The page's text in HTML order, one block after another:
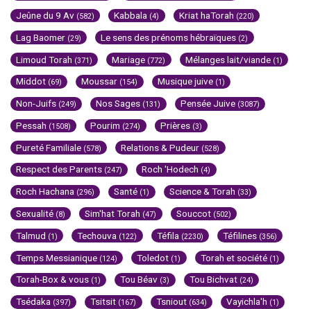
Jeûne du 9 Av (582) Kabbala (4) Kriat haTorah (220)
Lag Baomer (29) Le sens des prénoms hébraïques (2)
Limoud Torah (371) Mariage (772) Mélanges lait/viande (1)
Middot (69) Moussar (154) Musique juive (1)
Non-Juifs (249) Nos Sages (131) Pensée Juive (3087)
Pessah (1508) Pourim (274) Prières (3)
Pureté Familiale (578) Relations & Pudeur (528)
Respect des Parents (247) Roch 'Hodech (4)
Roch Hachana (296) Santé (1) Science & Torah (33)
Sexualité (8) Sim'hat Torah (47) Souccot (502)
Talmud (1) Techouva (122) Téfila (2230) Téfilines (356)
Temps Messianique (124) Toledot (1) Torah et société (1)
Torah-Box & vous (1) Tou Béav (3) Tou Bichvat (24)
Tsédaka (397) Tsitsit (167) Tsniout (634) Vayichla'h (1)